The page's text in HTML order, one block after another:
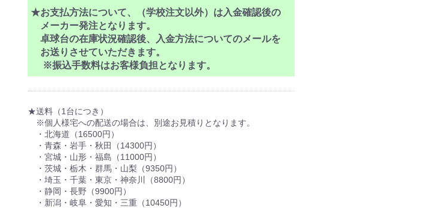
★お支払方法について、（学校注文以外）は入金確認後の
メーカー発注となります。
卓球台の在庫状況確認後、入金方法についてのメールを
お送りさせていただきます。
※振込手数料はお客様負担となります。
★送料（1台につき）
※個人様宅への配送の場合は、別途お見積りとなります。
・北海道（16500円）
・青森・岩手・秋田（14300円）
・宮城・山形・福島（11000円）
・茨城・栃木・群馬・山梨（9350円）
・埼玉・千葉・東京・神奈川（8800円）
・静岡・長野（9900円）
・新潟・岐阜・愛知・三重（10450円）